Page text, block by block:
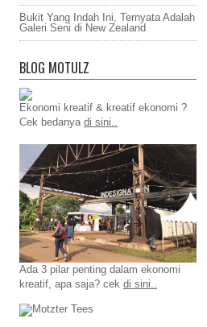
Bukit Yang Indah Ini, Ternyata Adalah
Galeri Seni di New Zealand
BLOG MOTULZ
Ekonomi kreatif & kreatif ekonomi ?
Cek bedanya di sini..
Ada 3 pilar penting dalam ekonomi
kreatif, apa saja? cek di sini..